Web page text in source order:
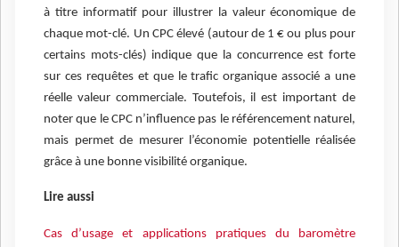
à titre informatif pour illustrer la valeur économique de
chaque mot-clé. Un CPC élevé (autour de 1 € ou plus pour
certains mots-clés) indique que la concurrence est forte
sur ces requêtes et que le trafic organique associé a une
réelle valeur commerciale. Toutefois, il est important de
noter que le CPC n’influence pas le référencement naturel,
mais permet de mesurer l’économie potentielle réalisée
grâce à une bonne visibilité organique.
Lire aussi
Cas d’usage et applications pratiques du baromètre